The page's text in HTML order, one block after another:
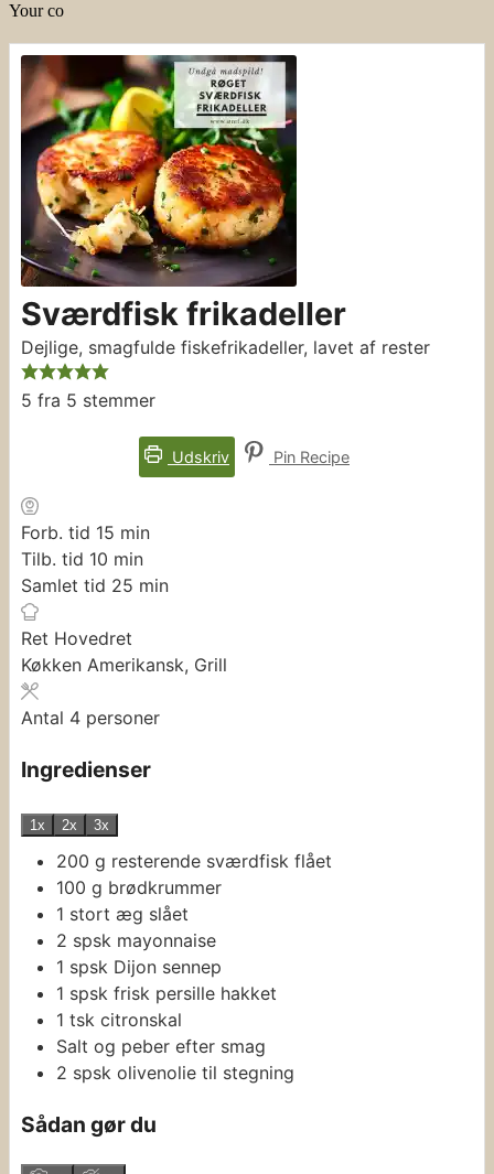
Your co
Sværdfisk frikadeller
Dejlige, smagfulde fiskefrikadeller, lavet af rester
5 fra 5 stemmer
Udskriv Pin Recipe
Forb. tid 15 minutter
min
Tilb. tid 10 minutter
min
Samlet tid 25 minutter
min
Ret Hovedret
Køkken Amerikansk, Grill
Antal 4 personer
Ingredienser
1x 2x 3x
200 g resterende sværdfisk flået
100 g brødkrummer
1 stort æg slået
2 spsk mayonnaise
1 spsk Dijon sennep
1 spsk frisk persille hakket
1 tsk citronskal
Salt og peber efter smag
2 spsk olivenolie til stegning
Sådan gør du